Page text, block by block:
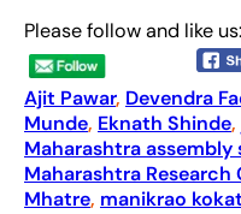
Please follow and like us:
Ajit Pawar, Devendra
Munde, Eknath Shinde,
Maharashtra assembly
Maharashtra Research
Mhatre, manikrao